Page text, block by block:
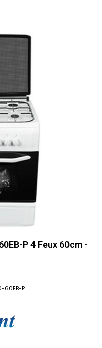
P 4 Feux 60cm -
60EB-P